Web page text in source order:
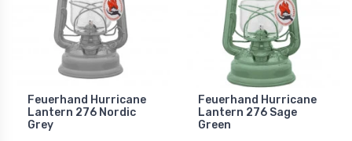
Feuerhand Hurricane
Lantern 276 Nordic
Grey
Feuerhand Hurricane
Lantern 276 Sage
Green